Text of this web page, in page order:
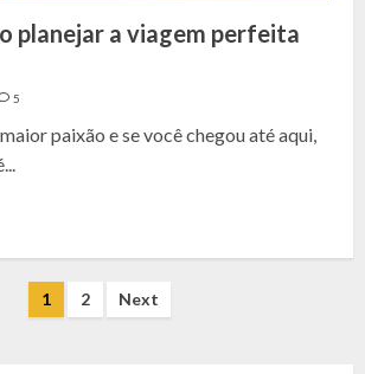
planejar a viagem perfeita
5
paixão e se você chegou até aqui,
1 2 Next